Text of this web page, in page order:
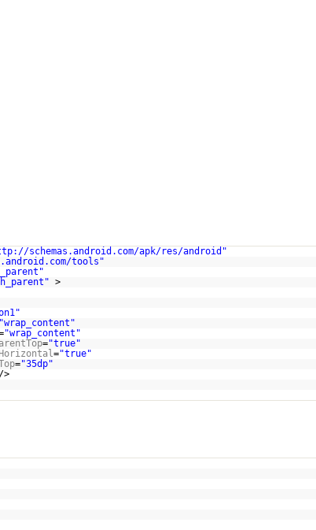
schemas.android.com/apk/res/android "
tools "
>
"wrap_content"
="true"
="true"
="35dp"
/>